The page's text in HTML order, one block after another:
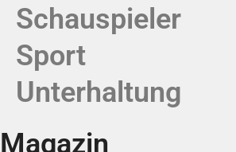
Schauspieler
Sport
Unterhaltung
Magazin